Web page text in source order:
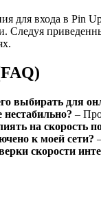
для входа в Pin
Следуя
выбирать для
нестабильно? –
на скорость
к моей сети?
скорости